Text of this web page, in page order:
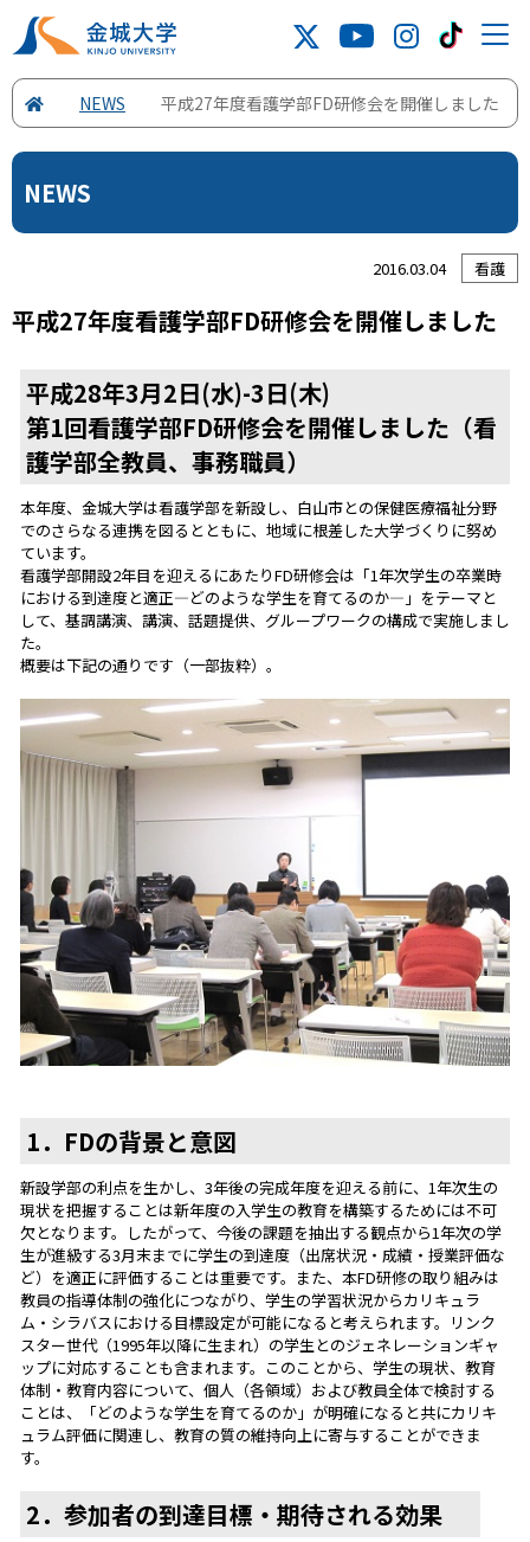
NEWS 平成27年度看護学部FD研修会を開催しました
NEWS
2016.03.04 看護
平成27年度看護学部FD研修会を開催しました
平成28年3月2日(水)-3日(木)
第1回看護学部FD研修会を開催しました（看
護学部全教員、事務職員）
本年度、金城大学は看護学部を新設し、白山市との保健医療福祉分野
でのさらなる連携を図るとともに、地域に根差した大学づくりに努め
ています。
看護学部開設2年目を迎えるにあたりFD研修会は「1年次学生の卒業時
における到達度と適正―どのような学生を育てるのか―」をテーマと
して、基調講演、講演、話題提供、グループワークの構成で実施しまし
た。
概要は下記の通りです（一部抜粋）。
1．FDの背景と意図
新設学部の利点を生かし、3年後の完成年度を迎える前に、1年次生の
現状を把握することは新年度の入学生の教育を構築するためには不可
欠となります。したがって、今後の課題を抽出する観点から1年次の学
生が進級する3月末までに学生の到達度（出席状況・成績・授業評価な
ど）を適正に評価することは重要です。また、本FD研修の取り組みは
教員の指導体制の強化につながり、学生の学習状況からカリキュラ
ム・シラバスにおける目標設定が可能になると考えられます。リンク
スター世代（1995年以降に生まれ）の学生とのジェネレーションギャ
ップに対応することも含まれます。このことから、学生の現状、教育
体制・教育内容について、個人（各領域）および教員全体で検討する
ことは、「どのような学生を育てるのか」が明確になると共にカリキ
ュラム評価に関連し、教育の質の維持向上に寄与することができま
す。
2．参加者の到達目標・期待される効果